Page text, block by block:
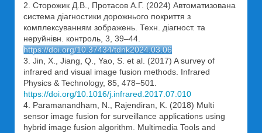
2. Сторожик Д.В., Протасов А.Г. (2024) Автоматизована
система діагностики дорожнього покриття з
комплексуванням зображень. Техн. діагност. та
неруйнівн. контроль, 3, 39–44.
https://doi.org/10.37434/tdnk2024.03.06
3. Jin, X., Jiang, Q., Yao, S. et al. (2017) A survey of
infrared and visual image fusion methods. Infrared
Physics & Technology, 85, 478–501.
https://doi.org/10.1016/j.infrared.2017.07.010
4. Paramanandham, N., Rajendiran, K. (2018) Multi
sensor image fusion for surveillance applications using
hybrid image fusion algorithm. Multimedia Tools and